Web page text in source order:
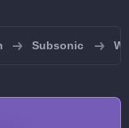
Subsonic